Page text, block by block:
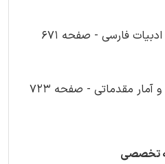
سوالات زبان و ادبیات فارسی - صفحه 671
سوالات ریاضی و آمار مقدماتی - صفحه 723
تخصصی